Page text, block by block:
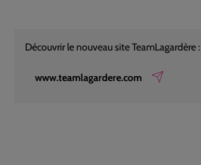
Découvrir le nouveau site TeamLagardère :
www.teamlagardere.com